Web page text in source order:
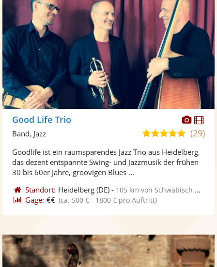
Fotos
Good Life Trio
5,0
5
(29)
Band, Jazz
Goodlife ist ein raumsparendes Jazz Trio aus Heidelberg,
das dezent entspannte Swing- und Jazzmusik der frühen
30 bis 60er Jahre, groovigen Blues ...
Standort: Heidelberg (DE) - 105 km von Schwäbisch Gmünd
Gage: €€ (ca. 500 € - 1800 € pro Auftritt)